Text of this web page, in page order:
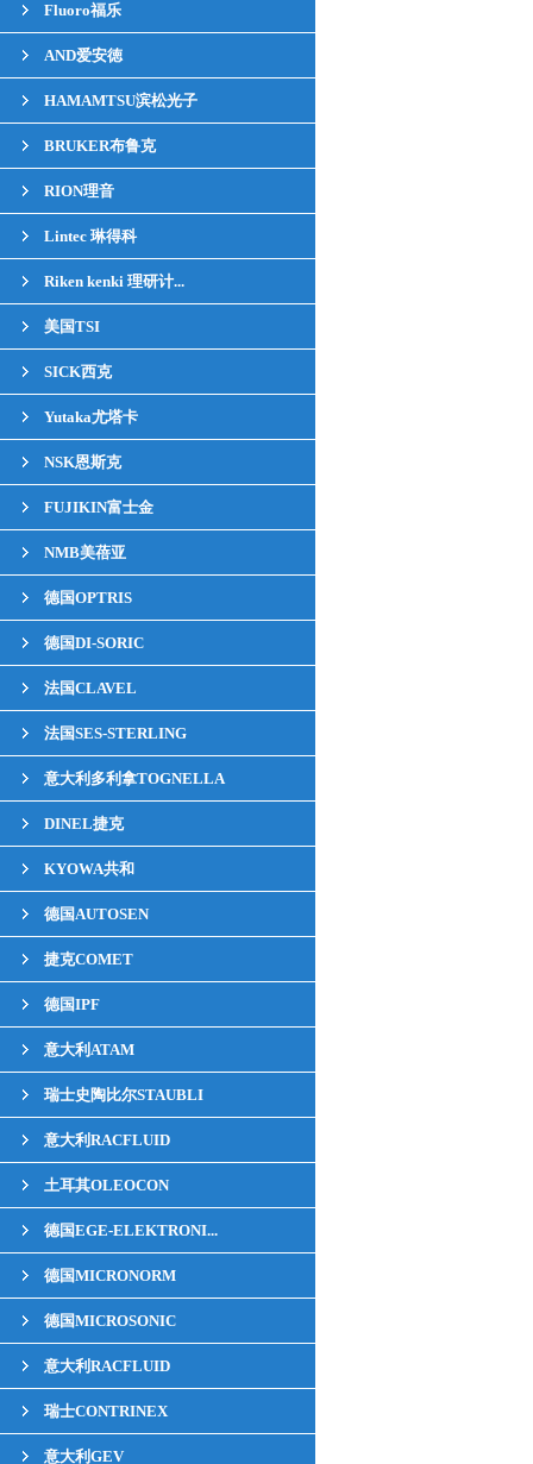
Fluoro福乐
AND爱安徳
HAMAMTSU滨松光子
BRUKER布鲁克
RION理音
Lintec 琳得科
Riken kenki 理研计...
美国TSI
SICK西克
Yutaka尤塔卡
NSK恩斯克
FUJIKIN富士金
NMB美蓓亚
德国OPTRIS
德国DI-SORIC
法国CLAVEL
法国SES-STERLING
意大利多利拿TOGNELLA
DINEL捷克
KYOWA共和
德国AUTOSEN
捷克COMET
德国IPF
意大利ATAM
瑞士史陶比尔STAUBLI
意大利RACFLUID
土耳其OLEOCON
德国EGE-ELEKTRONI...
德国MICRONORM
德国MICROSONIC
意大利RACFLUID
瑞士CONTRINEX
意大利GEV